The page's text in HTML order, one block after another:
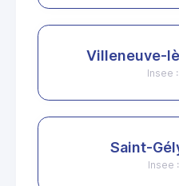
Villeneuve-
Insee
Saint-
Insee